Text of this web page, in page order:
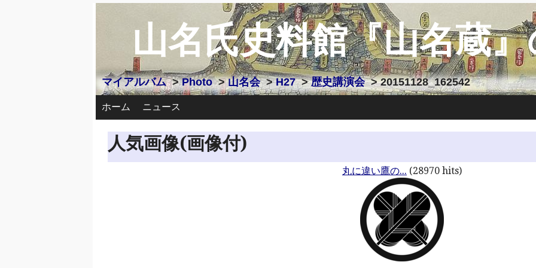
山名氏史料館『山名蔵
マイアルバム>Photo>山名会>H27>歴史講演会> 20151128_162542
ホーム ニュース
人気画像(画像付)
丸に違い鷹の... (28970 hits)